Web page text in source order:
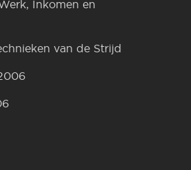
Inkomen en
van de Strijd